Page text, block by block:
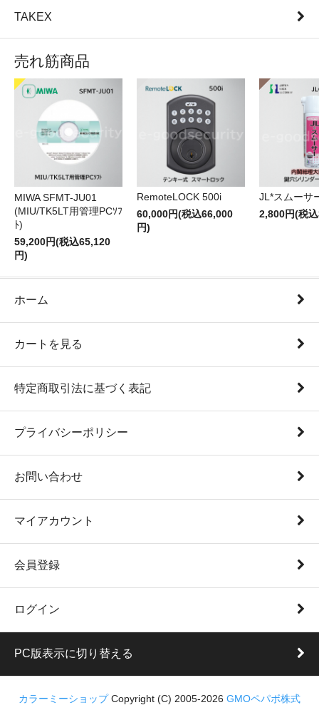
TAKEX
売れ筋商品
MIWA SFMT-JU01
(MIU/TK5LT用管理PCｿﾌ
ﾄ)
59,200円(税込65,120
円)
RemoteLOCK 500i
60,000円(税込66,000
円)
JL*スムーサ
2,800円(税
ホーム
カートを見る
特定商取引法に基づく表記
プライバシーポリシー
お問い合わせ
マイアカウント
会員登録
ログイン
PC版表示に切り替える
カラーミーショップCopyright (C) 2005-2026 GMOペパボ株式